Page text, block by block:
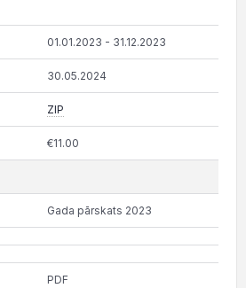
01.01.2023 - 31.12.2023
30.05.2024
ZIP
€11.00
Gada pārskats 2023
PDF